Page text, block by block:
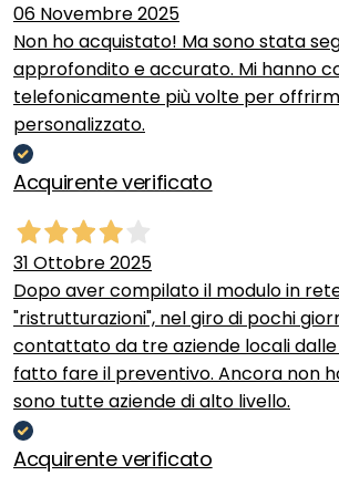
06 Novembre 2025
Non ho acquistato! Ma sono stata
approfondito e accurato. Mi hanno
telefonicamente più volte per
personalizzato.
Acquirente verificato
31 Ottobre 2025
Dopo aver compilato il modulo in
"ristrutturazioni", nel giro di pochi
contattato da tre aziende locali dalle
fatto fare il preventivo. Ancora non
sono tutte aziende di alto livello.
Acquirente verificato